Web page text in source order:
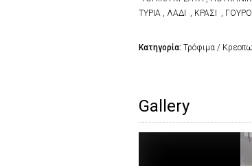
ΤΥΡΙΑ , ΛΑΔΙ , ΚΡΑΣΙ ,
Κατηγορία: Τρόφιμα /
Gallery